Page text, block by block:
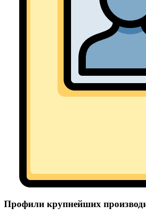
Профили крупнейших